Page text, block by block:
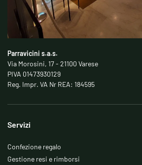
Parravicini s.a.s.
Via Morosini, 17 - 21100 Varese
PIVA 01473930129
Reg. Impr. VA Nr REA: 184595
Servizi
Confezione regalo
Gestione resi e rimborsi